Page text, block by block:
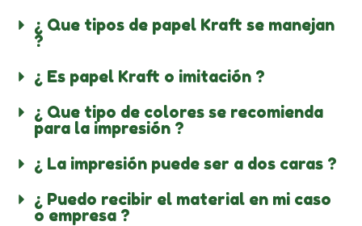
¿ Que tipos de papel Kraft se manejan
?
¿ Es papel Kraft o imitación ?
¿ Que tipo de colores se recomienda
para la impresión ?
¿ La impresión puede ser a dos caras ?
¿ Puedo recibir el material en mi caso
o empresa ?